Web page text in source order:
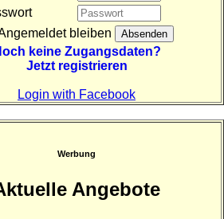
bleiben
keine Zugangsdaten?
Jetzt registrieren
Login with Facebook
Werbung
Angebote